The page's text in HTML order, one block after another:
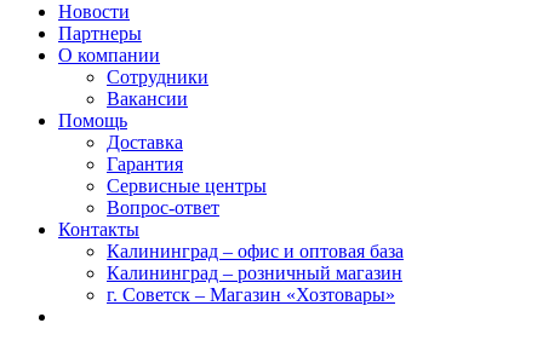
Новости
Партнеры
О компании
Сотрудники
Вакансии
Помощь
Доставка
Гарантия
Сервисные центры
Вопрос-ответ
Контакты
Калининград – офис и оптовая база
Калининград – розничный магазин
г. Советск – Магазин «Хозтовары»